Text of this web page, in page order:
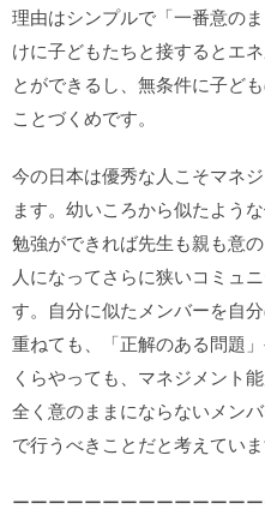
理由はシンプルで「一番意の
けに子どもたちと接するとエ
とができるし、無条件に子ど
ことづくめです。
今の日本は優秀な人こそマネ
ます。幼いころから似たよう
勉強ができれば先生も親も意
人になってさらに狭いコミュ
す。自分に似たメンバーを自
重ねても、「正解のある問題
くらやっても、マネジメント
全く意のままにならないメン
で行うべきことだと考えていま
ーーーーーーーーーーーーー